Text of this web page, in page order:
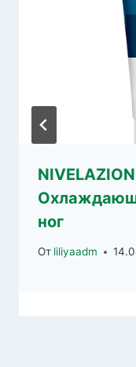
ног
От liliyaadm